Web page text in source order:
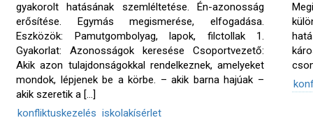
gyakorolt hatásának szemléltetése. Én-azonosság
erősítése. Egymás megismerése, elfogadása.
Eszközök: Pamutgombolyag, lapok, filctollak 1.
Gyakorlat: Azonosságok keresése Csoportvezető:
Akik azon tulajdonságokkal rendelkeznek, amelyeket
mondok, lépjenek be a körbe. – akik barna hajúak –
akik szeretik a […]
konfliktuskezelés iskolakísérlet